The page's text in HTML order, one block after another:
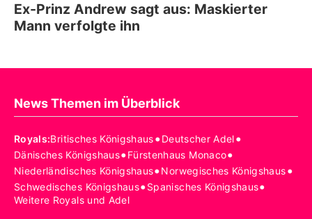
Ex-Prinz Andrew sagt aus: Maskierter
Mann verfolgte ihn
News Themen im Überblick
Royals:Britisches Königshaus•Deutscher Adel•
Dänisches Königshaus•Fürstenhaus Monaco•
Niederländisches Königshaus•Norwegisches Königshaus•
Schwedisches Königshaus•Spanisches Königshaus•
Weitere Royals und Adel